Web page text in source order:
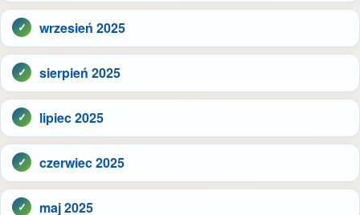
wrzesień 2025
sierpień 2025
lipiec 2025
czerwiec 2025
maj 2025